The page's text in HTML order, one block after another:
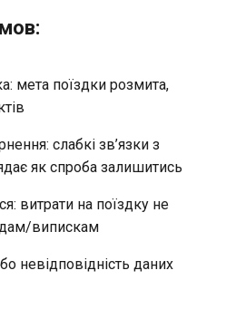
мета поїздки розмита,
слабкі зв’язки з
як спроба залишитись
витрати на поїздку не
випискам
невідповідність даних